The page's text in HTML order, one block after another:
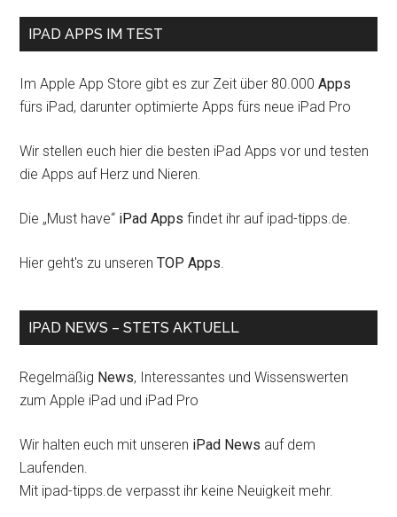
IPAD APPS IM TEST
Im Apple App Store gibt es zur Zeit über 80.000Apps
fürs iPad, darunter optimierte Apps fürs neue iPad Pro
Wir stellen euch hier die besten iPad Apps vor und testen
die Apps auf Herz und Nieren.
Die „Must have“ iPad Apps findet ihr auf ipad-tipps.de.
Hier geht's zu unserenTOP Apps.
IPAD NEWS – STETS AKTUELL
Regelmäßig News, Interessantes und Wissenswerten
zum Apple iPad und iPad Pro
Wir halten euch mit unseren iPad News auf dem
Laufenden.
Mit ipad-tipps.de verpasst ihr keine Neuigkeit mehr.